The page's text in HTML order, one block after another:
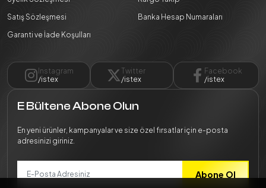
Satış Sözleşmesi
Garanti ve İade Koşulları
Banka Hesap Numaraları
Instagram
/istex
Twitter
/istex
Facebook
/istex
E Bültene Abone Olun
En yeni ürünler, kampanyalar ve size özel fırsatlar için e-posta
adresinizi giriniz.
Abone Ol